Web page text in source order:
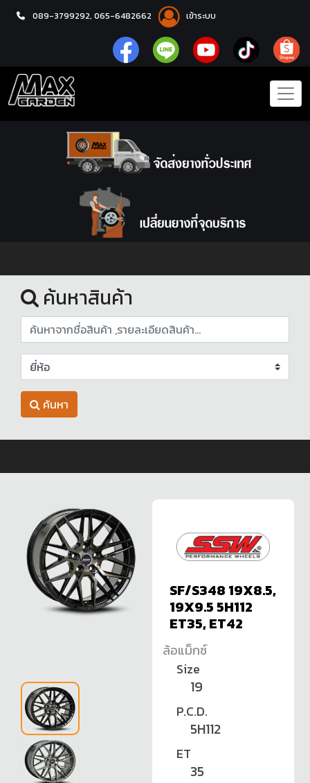
089-3799292, 065-6482662 เข้าระบบ
หน้าแรก
ค้นหาสินค้า
ค้นหา
SF/S348 19X8.5,
19X9.5 5H112
ET35, ET42
ล้อแม็กซ์
Size
19
P.C.D.
5H112
ET
35